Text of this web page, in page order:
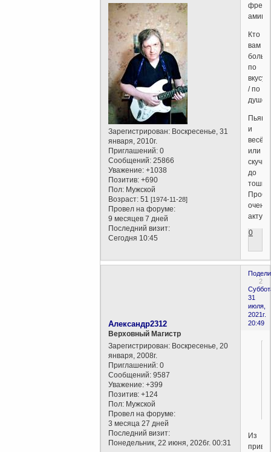
Зарегистрирован: Воскресенье, 31
января, 2010г.
Приглашений: 0
Сообщений: 25866
Уважение: +1038
Позитив: +690
Пол: Мужской
Возраст: 51[1974-11-28]
Провел на форуме:
9 месяцев 7 дней
Последний визит:
Сегодня 10:45
Кто
вам
по
вкусу
/ по
душе?
и
или
до
очень
0
2
31
июля,
2021г.
20:49
Александр2312
Верховный Магистр
Зарегистрирован: Воскресенье, 20
января, 2008г.
Приглашений: 0
Сообщений: 9587
Уважение: +399
Позитив: +124
Пол: Мужской
Провел на форуме:
3 месяца 27 дней
Последний визит:
Понедельник, 22 июня, 2026г. 00:31
Из